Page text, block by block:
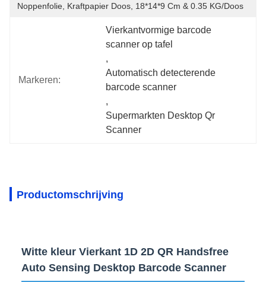
Noppenfolie, Kraftpapier Doos, 18*14*9 Cm & 0.35 KG/doos
Markeren:
Vierkantvormige barcode
scanner op tafel
,
Automatisch detecterende
barcode scanner
,
Supermarkten Desktop Qr
Scanner
Productomschrijving
Witte kleur Vierkant 1D 2D QR Handsfree
Auto Sensing Desktop Barcode Scanner